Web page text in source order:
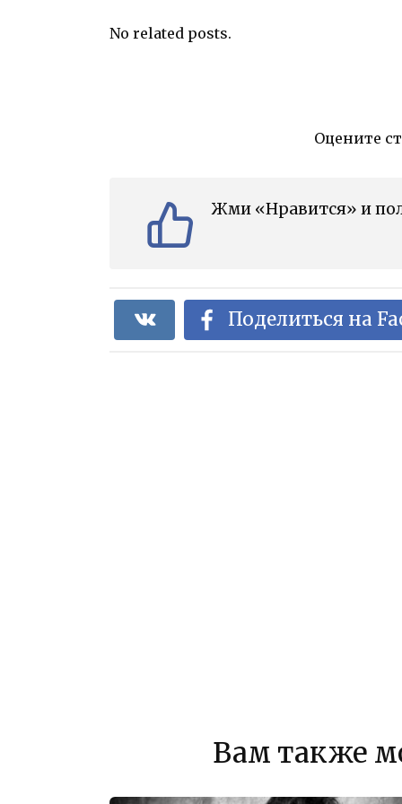
No related posts.
Оцените
Жми «Нравится» и
Поделиться на
Вам также